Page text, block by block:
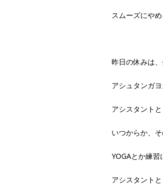
スムーズにや
昨日の休みは
アシュタンガヨ
アシスタントと
いつからか、
YOGAとか練習
アシスタント